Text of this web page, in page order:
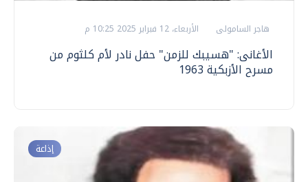
هاجر السامولى الأربعاء، 12 فبراير 2025 10:25 م
الأغانى: "هسيبك للزمن" حفل نادر لأم كلثوم من
مسرح الأزبكية 1963
إذاعة